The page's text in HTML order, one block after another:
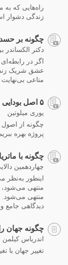
راه‌هایی که به
زندگی دشوار
چگونه بر حسد
دکتر الکساندر
اگر در
عشق شریک
متاعی
۵ اصل بودایی برای اداره کردن یک شرکت
یوری میلوتین
چگونه از اصول
پروژه بهره‌
چگونه با
چهاردهمین
اینطور به‌نظر
منتهی می‌شود،
منتهی می‌شود.
دیدگاهی جامع و
چگونه جهان
اندریاس کیلمن
تغییر جهان با